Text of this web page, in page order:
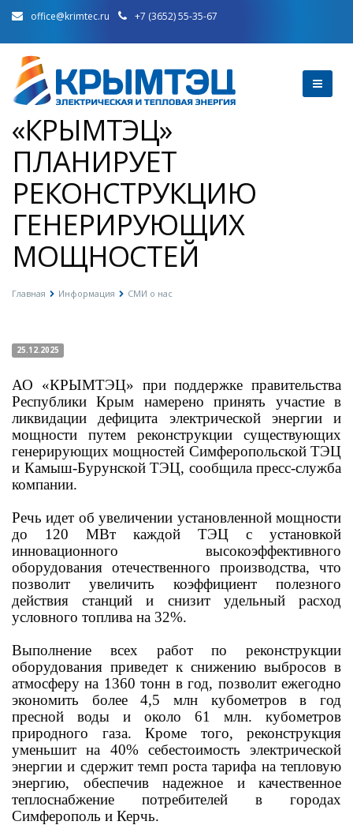
office@krimtec.ru +7 (3652) 55-35-67
«КРЫМТЭЦ»
ПЛАНИРУЕТ
РЕКОНСТРУКЦИЮ
ГЕНЕРИРУЮЩИХ
МОЩНОСТЕЙ
Главная Информация СМИ о нас
25.12.2025
АО «КРЫМТЭЦ» при поддержке правительства
Республики Крым намерено принять участие в
ликвидации дефицита электрической энергии и
мощности путем реконструкции существующих
генерирующих мощностей Симферопольской ТЭЦ
и Камыш-Бурунской ТЭЦ, сообщила пресс-служба
компании.
Речь идет об увеличении установленной мощности
до 120 МВт каждой ТЭЦ с установкой
инновационного высокоэффективного
оборудования отечественного производства, что
позволит увеличить коэффициент полезного
действия станций и снизит удельный расход
условного топлива на 32%.
Выполнение всех работ по реконструкции
оборудования приведет к снижению выбросов в
атмосферу на 1360 тонн в год, позволит ежегодно
экономить более 4,5 млн кубометров в год
пресной воды и около 61 млн. кубометров
природного газа. Кроме того, реконструкция
уменьшит на 40% себестоимость электрической
энергии и сдержит темп роста тарифа на тепловую
энергию, обеспечив надежное и качественное
теплоснабжение потребителей в городах
Симферополь и Керчь.